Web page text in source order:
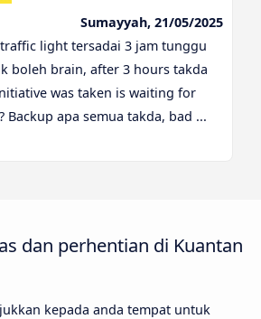
Sumayyah, 21/05/2025
light tersadai 3 jam tunggu
boleh brain, after 3 hours takda
was taken is waiting for
Backup apa semua takda, bad ...
dan perhentian di Kuantan
kepada anda tempat untuk